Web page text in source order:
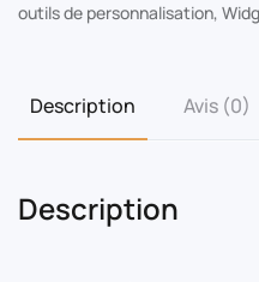
outils de personnalisation,
Description Avis (0)
Description